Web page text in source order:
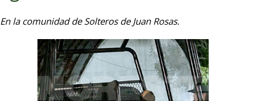
En la comunidad de Solteros de Juan Rosas.